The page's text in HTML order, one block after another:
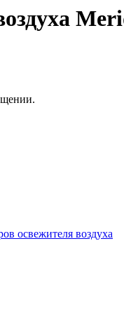
освежителя воздуха